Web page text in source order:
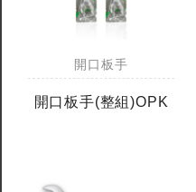
開口板手
開口板手(整組)OPK